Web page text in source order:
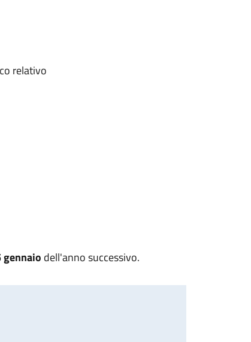
relativo
gennaio dell'anno successivo.